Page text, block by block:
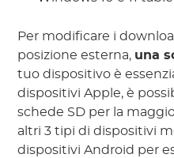
Per modificare i
posizione esterna, una
tuo dispositivo è
dispositivi Apple, è
schede SD per la
altri 3 tipi di dispositivi
dispositivi Android per